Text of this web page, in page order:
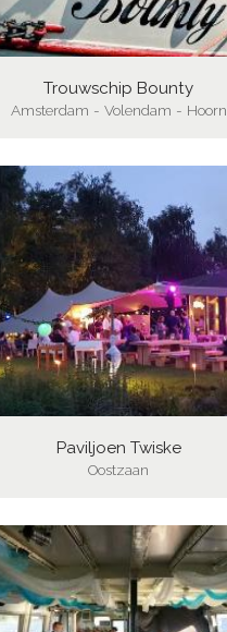
Trouwschip Bounty
Amsterdam - Volendam - Hoorn
Paviljoen Twiske
Oostzaan